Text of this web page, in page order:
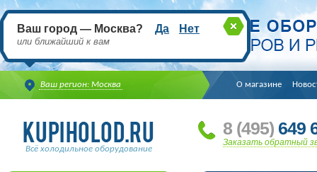
Ваш регион: Москва
Ваш город — Москва? Да Нет
или ближайший к вам
О магазине
Всё холодильное оборудование
8 (495) 649
Заказать обратный